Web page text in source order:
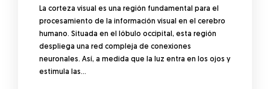
La corteza visual es una región fundamental para el
procesamiento de la información visual en el cerebro
humano. Situada en el lóbulo occipital, esta región
despliega una red compleja de conexiones
neuronales. Así, a medida que la luz entra en los ojos y
estimula las…